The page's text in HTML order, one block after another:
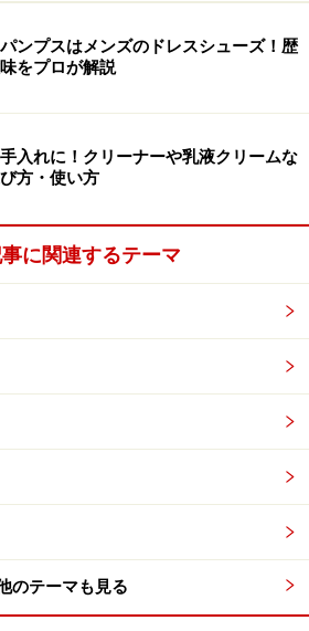
さに、偉大なる単純。
イドラスト外羽根式プレーントウで
した意匠の靴を選ばないのが、涼し
すよ。
ッポンも、まあ悪くはないのです
調され過ぎてしまう場合もありま
でもモンクストラップとなると、
涼感が出なくなるケースも出てき
もちょっと応用編。プレーントウ
るようになったら、トライされて
も、素直に牛のスムースレザーで
ト）は魅力的ですし確かに涼しい
は表情がビジネス向きとは思えま
と、何かと重宝します。もちろん
す。ただし、ジャケットがないと
ンプスはメンズのドレスシューズ！歴
をプロが解説
入れに！クリーナーや乳液クリームな
方・使い方
に関連するテーマ
のテーマも見る